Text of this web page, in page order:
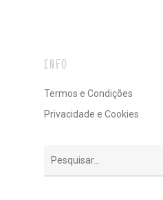
INFO
Termos e Condições
Privacidade e Cookies